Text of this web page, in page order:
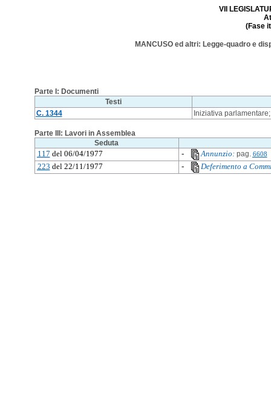
VII
(Fase
MANCUSO ed altri: Legge-quadro e
Parte I: Documenti
Testi
C. 1344
Iniziativa
Parte III: Lavori in Assemblea
Seduta
117 del 06/04/1977 - Annunzio:pag. 6608
223 del 22/11/1977 - Deferimento a